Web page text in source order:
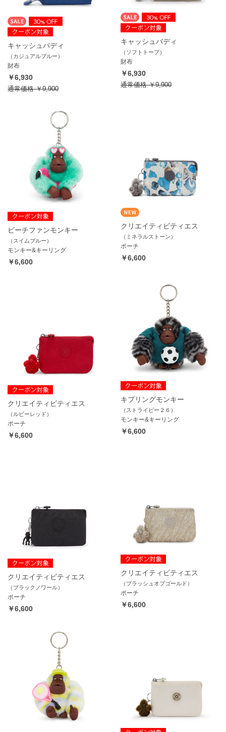
キャッシュバディ
（カジュアルブルー）
財布
￥6,930
通常価格￥9,900
キャッシュバディ
（ソフトトープ）
財布
￥6,930
通常価格￥9,900
ビーチファンモンキー
（スイムブルー）
モンキー&キーリング
￥6,600
クリエイティビティエス
（ミネラルストーン）
ポーチ
￥6,600
クリエイティビティエス
（ルビーレッド）
ポーチ
￥6,600
キプリングモンキー
（ストライピー２６）
モンキー&キーリング
￥6,600
クリエイティビティエス
（ブラックノワール）
ポーチ
￥6,600
クリエイティビティエス
（ブラッシュオブゴールド）
ポーチ
￥6,600